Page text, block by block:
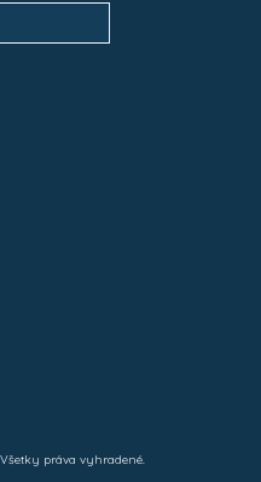
práva vyhradené.